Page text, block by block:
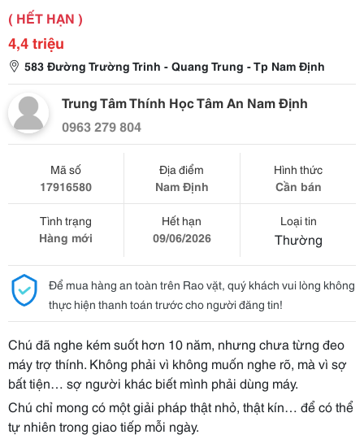
( HẾT HẠN )
4,4 triệu
583 Đường Trường Trinh - Quang Trung - Tp Nam Định
Trung Tâm Thính Học Tâm An Nam Định
0963 279 804
Mã số
17916580
Địa điểm
Nam Định
Hình thức
Cần bán
Tình trạng
Hàng mới
Hết hạn
09/06/2026
Loại tin
Thường
Để mua hàng an toàn trên Rao vặt, quý khách vui lòng không
thực hiện thanh toán trước cho người đăng tin!
Chú đã nghe kém suốt hơn 10 năm, nhưng chưa từng đeo
máy trợ thính. Không phải vì không muốn nghe rõ, mà vì sợ
bất tiện… sợ người khác biết mình phải dùng máy.
Chú chỉ mong có một giải pháp thật nhỏ, thật kín… để có thể
tự nhiên trong giao tiếp mỗi ngày.